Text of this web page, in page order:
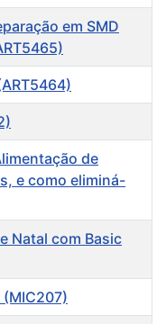
em SMD
de
e como eliminá-
Natal com Basic